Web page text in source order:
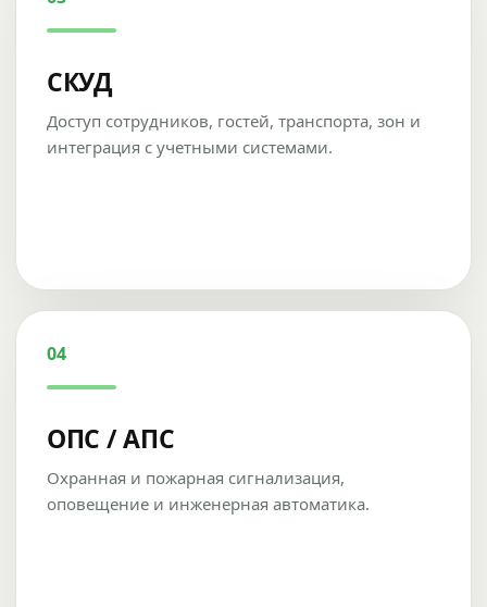
СКУД
Доступ сотрудников, гостей, транспорта, зон и
интеграция с учетными системами.
04
ОПС / АПС
Охранная и пожарная сигнализация,
оповещение и инженерная автоматика.